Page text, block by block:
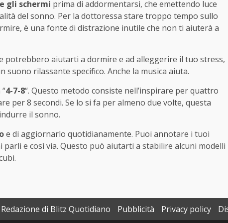
gli schermi prima di addormentarsi, che emettendo luce
del sonno. Per la dottoressa stare troppo tempo sullo
è una fonte di distrazione inutile che non ti aiuterà a
potrebbero aiutarti a dormire e ad alleggerire il tuo stress,
rilassante specifico. Anche la musica aiuta.
4-7-8“. Questo metodo consiste nell’inspirare per quattro
per 8 secondi. Se lo si fa per almeno due volte, questa
il sonno.
e di aggiornarlo quotidianamente. Puoi annotare i tuoi
e così via. Questo può aiutarti a stabilire alcuni modelli
Redazione di Blitz Quotidiano Pubblicità Privacy policy